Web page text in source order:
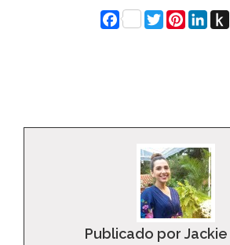
Facebook
Twitter
Publicado por